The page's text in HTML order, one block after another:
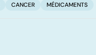
CANCER MÉDICAMENTS